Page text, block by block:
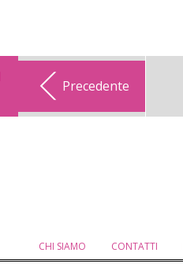
Precedente
CHI SIAMO CONTATTI